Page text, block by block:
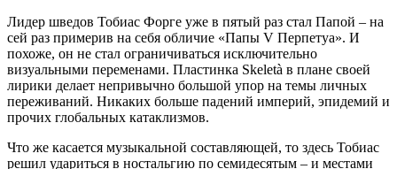
Лидер шведов Тобиас Форге уже в пятый раз стал Папой – на
сей раз примерив на себя обличие «Папы V Перпетуа». И
похоже, он не стал ограничиваться исключительно
визуальными переменами. Пластинка Skeletà в плане своей
лирики делает непривычно большой упор на темы личных
переживаний. Никаких больше падений империй, эпидемий и
прочих глобальных катаклизмов.
Что же касается музыкальной составляющей, то здесь Тобиас
решил удариться в ностальгию по семидесятым – и местами